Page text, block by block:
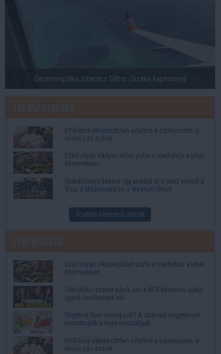
Élményrepülés Szakács Gábor (Szaki) kapitánnyal
Ettől lesz elképesztően szaftos a csirkecomb: a
sörös pác a titok
Ezért olyan elképesztően puha a marhahús a kínai
éttermekben
Stabilcoinos fizetés: így alakítja át a pénz világát a
Visa, a Mastercard és a Western Union
További népszerű videók
Ezért olyan elképesztően puha a marhahús a kínai
éttermekben
Tóth Ildikó szerint pánik van a NER köreiben: újabb
ügyek kerülhetnek elő
Régen is ilyen meleg volt? A számok kegyetlenül
lerombolják a nyári nosztalgiát
Ettől lesz elképesztően szaftos a csirkecomb: a
sörös pác a titok